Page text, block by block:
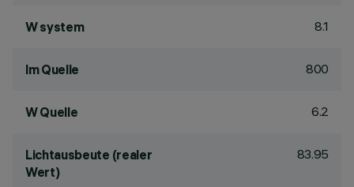
W system 8.1
lm Quelle 800
W Quelle 6.2
Lichtausbeute (realer
Wert)
83.95